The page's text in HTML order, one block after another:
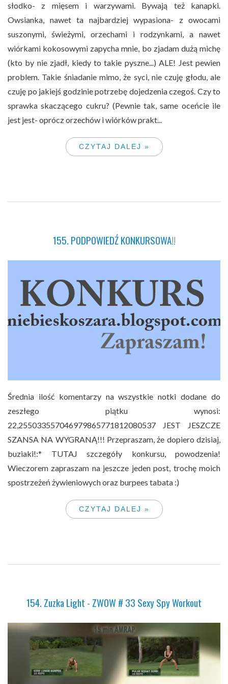
słodko- z mięsem i warzywami. Bywają też kanapki.
Owsianka, nawet ta najbardziej wypasiona- z owocami
suszonymi, świeżymi, orzechami i rodzynkami, a nawet
wiórkami kokosowymi zapycha mnie, bo zjadam dużą michę
(kto by nie zjadł, kiedy to takie pyszne...) ALE! Jest pewien
problem. Takie śniadanie mimo, że syci, nie czuję głodu, ale
czuję po jakiejś godzinie potrzebę dojedzenia czegoś. Czy to
sprawka skaczącego cukru? (Pewnie tak, same oceńcie ile
jest jest- oprócz orzechów i wiórków prakt...
CZYTAJ DALEJ »
155. PODPOWIEDŹ KONKURSOWA!!
Średnia ilość komentarzy na wszystkie notki dodane do
zeszłego piątku wynosi:
22,255033557046979865771812080537 JEST JESZCZE
SZANSA NA WYGRANĄ!!! Przepraszam, że dopiero dzisiaj,
buziaki!:* TUTAJ szczegóły konkursu, powodzenia!
Wieczorem zapraszam na jeszcze jeden post, trochę moich
spostrzeżeń żywieniowych oraz burpees tabata :)
CZYTAJ DALEJ »
154. Zuzka Light - ZWOW # 33 Sexy Spy Workout